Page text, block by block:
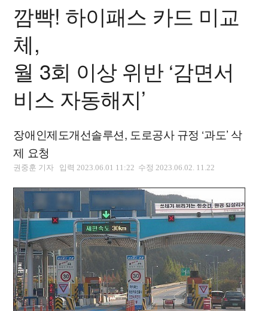
깜빡! 하이패스 카드 미교
체,
월 3회 이상 위반 ‘감면서
비스 자동해지’
장애인제도개선솔루션, 도로공사 규정 ‘과도’ 삭
제 요청
권중훈 기자 입력 2023.06.01 11:22 수정 2023.06.02. 11.22